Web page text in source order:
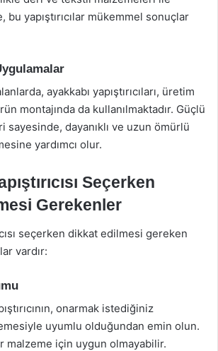
bu yapıştırıcılar mükemmel sonuçlar
ayakkabı yapıştırıcıları, üretim
montajında da kullanılmaktadır. Güçlü
sayesinde, dayanıklı ve uzun ömürlü
yardımcı olur.
Seçerken
Gerekenler
seçerken dikkat edilmesi gereken
vardır:
onarmak istediğiniz
uyumlu olduğundan emin olun.
malzeme için uygun olmayabilir.